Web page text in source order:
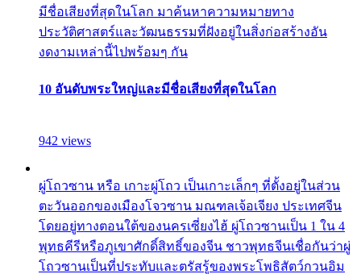
มีชื่อเสียงที่สุดในโลก มาค้นหาความหมายทาง
ประวัติศาสตร์และวัฒนธรรมที่ฝังอยู่ในสิ่งก่อสร้างอัน
งดงามเหล่านี้ไปพร้อมๆ กัน
10 อันดับพระใหญ่และมีชื่อเสียงที่สุดในโลก
942 views
ผู่โถวซาน หรือ เกาะผู่โถว เป็นเกาะเล็กๆ ที่ตั้งอยู่ในส่วน
ตะวันออกของเมืองโจวซาน มณฑลเจ้อเจียง ประเทศจีน
โดยอยู่ทางตอนใต้ของนครเซี่ยงไฮ้ ผู่โถวซานเป็น 1 ใน 4
พุทธคีรีหรือภูเขาศักดิ์สิทธิ์ของจีน ชาวพุทธจีนเชื่อกันว่าผู่
โถวซานเป็นที่ประทับและตรัสรู้ของพระโพธิสัตว์กวนอิม